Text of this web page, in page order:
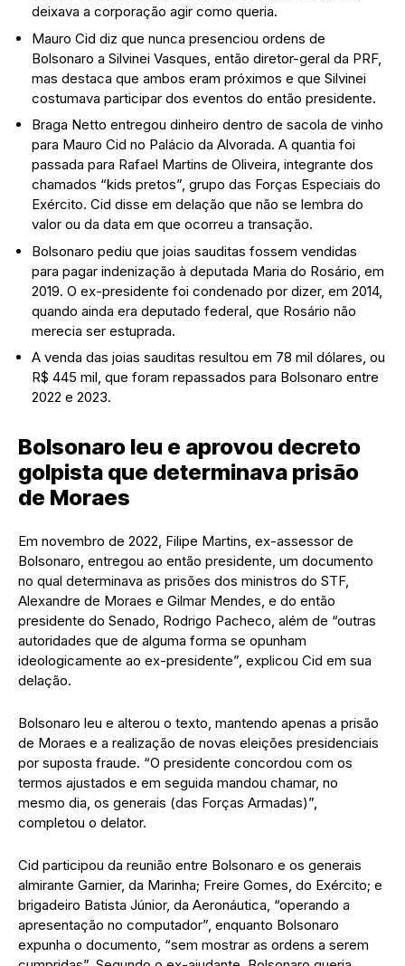
deixava a corporação agir como queria.
Mauro Cid diz que nunca presenciou ordens de
Bolsonaro a Silvinei Vasques, então diretor-geral da PRF,
mas destaca que ambos eram próximos e que Silvinei
costumava participar dos eventos do então presidente.
Braga Netto entregou dinheiro dentro de sacola de vinho
para Mauro Cid no Palácio da Alvorada. A quantia foi
passada para Rafael Martins de Oliveira, integrante dos
chamados “kids pretos”, grupo das Forças Especiais do
Exército. Cid disse em delação que não se lembra do
valor ou da data em que ocorreu a transação.
Bolsonaro pediu que joias sauditas fossem vendidas
para pagar indenização à deputada Maria do Rosário, em
2019. O ex-presidente foi condenado por dizer, em 2014,
quando ainda era deputado federal, que Rosário não
merecia ser estuprada.
A venda das joias sauditas resultou em 78 mil dólares, ou
R$ 445 mil, que foram repassados para Bolsonaro entre
2022 e 2023.
Bolsonaro leu e aprovou decreto
golpista que determinava prisão
de Moraes
Em novembro de 2022, Filipe Martins, ex-assessor de
Bolsonaro, entregou ao então presidente, um documento
no qual determinava as prisões dos ministros do STF,
Alexandre de Moraes e Gilmar Mendes, e do então
presidente do Senado, Rodrigo Pacheco, além de “outras
autoridades que de alguma forma se opunham
ideologicamente ao ex-presidente”, explicou Cid em sua
delação.
Bolsonaro leu e alterou o texto, mantendo apenas a prisão
de Moraes e a realização de novas eleições presidenciais
por suposta fraude. “O presidente concordou com os
termos ajustados e em seguida mandou chamar, no
mesmo dia, os generais (das Forças Armadas)”,
completou o delator.
Cid participou da reunião entre Bolsonaro e os generais
almirante Garnier, da Marinha; Freire Gomes, do Exército; e
brigadeiro Batista Júnior, da Aeronáutica, “operando a
apresentação no computador”, enquanto Bolsonaro
expunha o documento, “sem mostrar as ordens a serem